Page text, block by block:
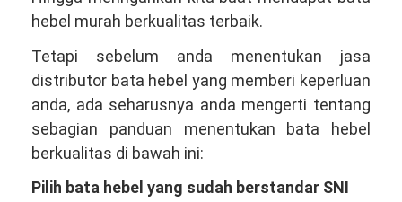
hebel murah berkualitas terbaik.
Tetapi sebelum anda menentukan jasa
distributor bata hebel yang memberi keperluan
anda, ada seharusnya anda mengerti tentang
sebagian panduan menentukan bata hebel
berkualitas di bawah ini:
Pilih bata hebel yang sudah berstandar SNI